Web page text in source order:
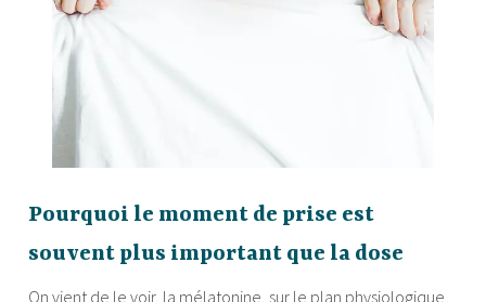
Pourquoi le moment de prise est
souvent plus important que la dose
On vient de le voir, la mélatonine, sur le plan physiologique,